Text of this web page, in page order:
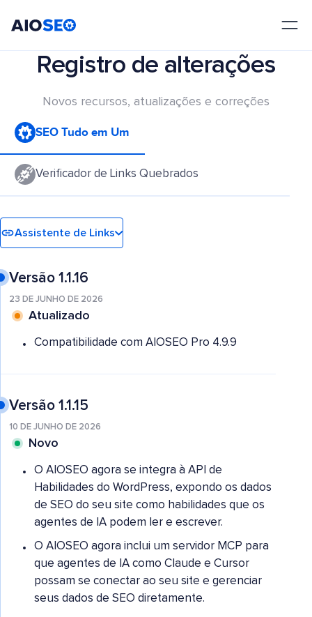
Registro de alterações
Novos recursos, atualizações e correções
SEO Tudo em Um
Verificador de Links Quebrados
Assistente de Links
Versão 1.1.16
23 DE JUNHO DE 2026
Atualizado
Compatibilidade com AIOSEO Pro 4.9.9
Versão 1.1.15
10 DE JUNHO DE 2026
Novo
O AIOSEO agora se integra à API de
Habilidades do WordPress, expondo os dados
de SEO do seu site como habilidades que os
agentes de IA podem ler e escrever.
O AIOSEO agora inclui um servidor MCP para
que agentes de IA como Claude e Cursor
possam se conectar ao seu site e gerenciar
seus dados de SEO diretamente.